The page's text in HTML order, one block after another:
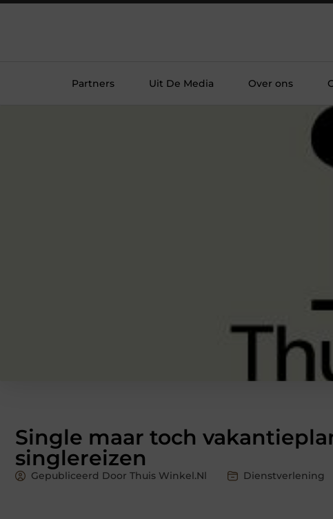
Partners Uit De Media Over ons
Single maar toch
singlereizen
Gepubliceerd Door Thuis Winkel.nl Dienstverlening